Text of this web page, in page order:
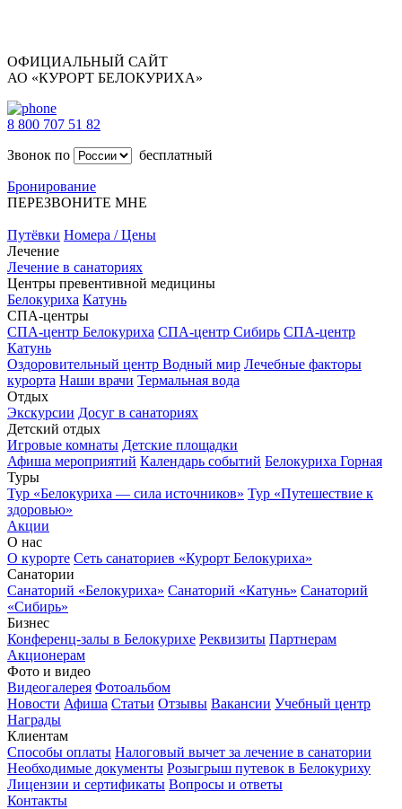
ОФИЦИАЛЬНЫЙ САЙТ
АО «КУРОРТ БЕЛОКУРИХА»
8 800 707 51 82
Звонок по
бесплатный
Бронирование
ПЕРЕЗВОНИТЕ МНЕ
Путёвки Номера / Цены
Лечение
Лечение в санаториях
Центры превентивной медицины
Белокуриха Катунь
СПА-центры
СПА-центр Белокуриха СПА-центр Сибирь СПА-центр
Катунь
Оздоровительный центр Водный мир Лечебные факторы
курорта Наши врачи Термальная вода
Отдых
Экскурсии Досуг в санаториях
Детский отдых
Игровые комнаты Детские площадки
Афиша мероприятий Календарь событий Белокуриха Горная
Туры
Тур «Белокуриха — сила источников» Тур «Путешествие к
здоровью»
Акции
О нас
О курорте Сеть санаториев «Курорт Белокуриха»
Санатории
Санаторий «Белокуриха» Санаторий «Катунь» Санаторий
«Сибирь»
Бизнес
Конференц-залы в Белокурихе Реквизиты Партнерам
Акционерам
Фото и видео
Видеогалерея Фотоальбом
Новости Афиша Статьи Отзывы Вакансии Учебный центр
Награды
Клиентам
Способы оплаты Налоговый вычет за лечение в санатории
Необходимые документы Розыгрыш путевок в Белокуриху
Лицензии и сертификаты Вопросы и ответы
Контакты